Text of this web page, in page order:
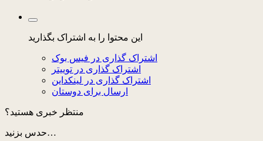
این محتوا را به اشتراک بگذارید
اشتراک گذاری در فیس بوک
اشتراک گذاری در توییتر
اشتراک گذاری در لینکداین
ارسال برای دوستان
منتظر خبری هستید؟
حدس بزنید…